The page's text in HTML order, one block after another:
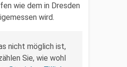
wie dem in Dresden
wird.
nicht möglich ist,
Sie, wie wohl